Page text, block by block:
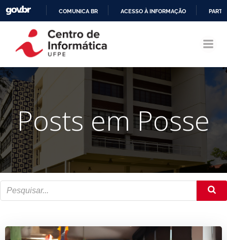
CONTEÚDO
COMUNICA BR ACESSO À INFORMAÇÃO
Posts em Posse